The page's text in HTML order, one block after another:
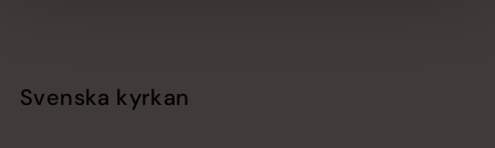
Svenska kyrkan